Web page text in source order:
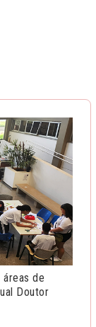
de
Doutor